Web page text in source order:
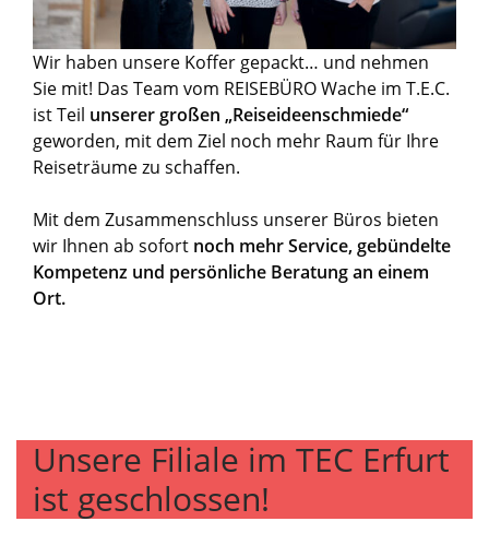
Wir haben unsere Koffer gepackt… und nehmen
Sie mit! Das Team vom REISEBÜRO Wache im T.E.C.
ist Teil unserer großen „Reiseideenschmiede“
geworden, mit dem Ziel noch mehr Raum für Ihre
Reiseträume zu schaffen.
Mit dem Zusammenschluss unserer Büros bieten
wir Ihnen ab sofort noch mehr Service, gebündelte
Kompetenz und persönliche Beratungan einem
Ort.
Unsere Filiale im TEC Erfurt
ist geschlossen!